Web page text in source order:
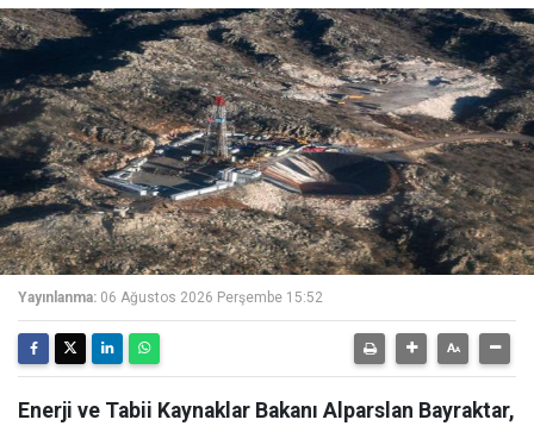
Yayınlanma: 06 Ağustos 2026 Perşembe 15:52
Enerji ve Tabii Kaynaklar Bakanı Alparslan Bayraktar,